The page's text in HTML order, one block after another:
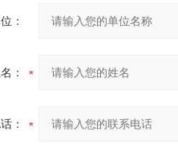
：
：
：